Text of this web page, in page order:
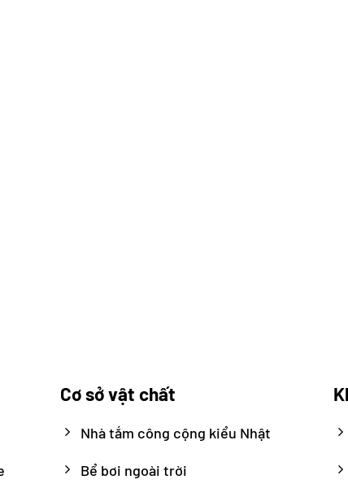
Cơ sở vật chất
Nhà tắm công cộng kiểu Nhật
Bể bơi ngoài trời